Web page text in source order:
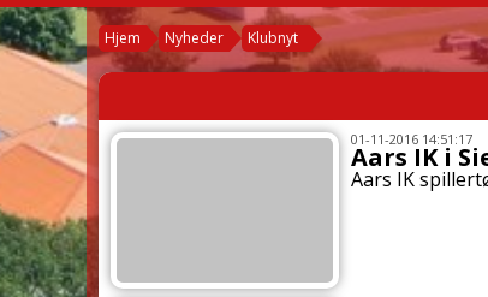
Hjem Nyheder Klubnyt
01-11-2016 14:51:17
Aars IK i
Aars IK